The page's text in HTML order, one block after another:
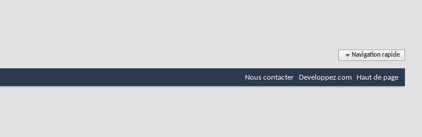
Navigation rapide
Nous contacter Developpez.com Haut de page